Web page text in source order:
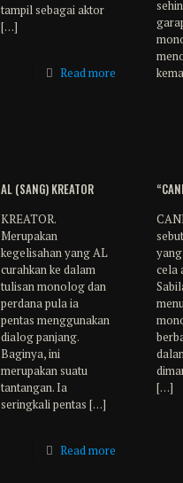
tampil sebagai aktor
[…]
Read more
AL (SANG) KREATOR
KREATOR.
Merupakan
kegelisahan yang AL
curahkan ke dalam
tulisan monolog dan
perdana pula ia
pentas menggunakan
dialog panjang.
Baginya, ini
merupakan suatu
tantangan. Ia
seringkali pentas […]
Read more
cela
[…]